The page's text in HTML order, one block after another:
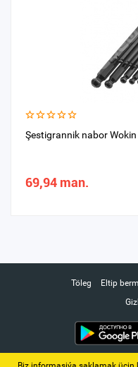
Şestigrannik nabor
69,94 man.
Töleg Eltip